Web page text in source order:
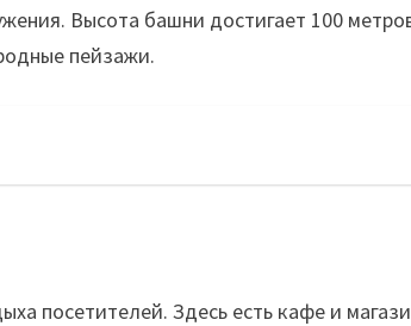
Высота башни достигает 100
пейзажи.
посетителей. Здесь есть кафе и